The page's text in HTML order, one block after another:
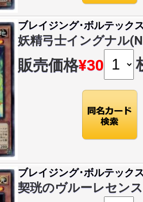
ブレイジング･ボルテック
妖精弓士イングナル
販売価格¥30
ブレイジング･ボルテック
契珖のヴルーレセン